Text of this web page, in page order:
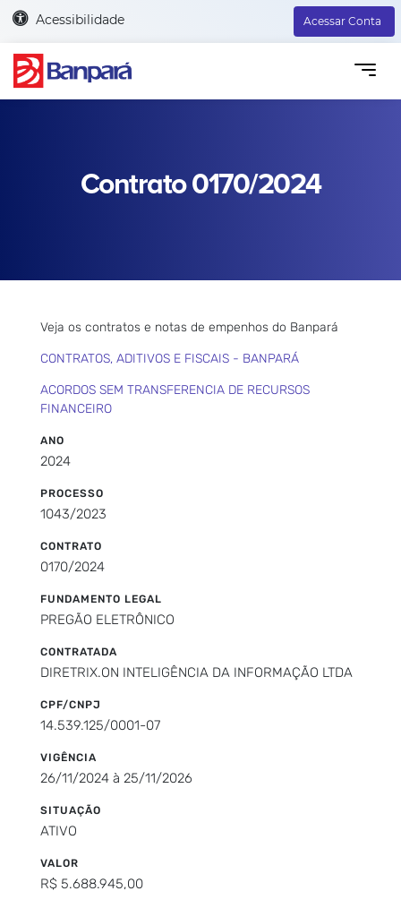
Acessibilidade Acessar Conta
Contrato 0170/2024
Veja os contratos e notas de empenhos do Banpará
CONTRATOS, ADITIVOS E FISCAIS - BANPARÁ
ACORDOS SEM TRANSFERENCIA DE RECURSOS
FINANCEIRO
ANO
2024
PROCESSO
1043/2023
CONTRATO
0170/2024
FUNDAMENTO LEGAL
PREGÃO ELETRÔNICO
CONTRATADA
DIRETRIX.ON INTELIGÊNCIA DA INFORMAÇÃO LTDA
CPF/CNPJ
14.539.125/0001-07
VIGÊNCIA
26/11/2024 à 25/11/2026
SITUAÇÃO
ATIVO
VALOR
R$ 5.688.945,00